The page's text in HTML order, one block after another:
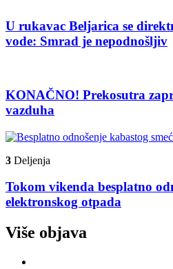
U rukavac Beljarica se
vode: Smrad je nepodnošljiv
KONAČNO! Prekosutra
vazduha
3 Deljenja
Tokom vikenda besplatno
elektronskog otpada
Više objava